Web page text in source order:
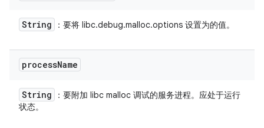
String ：要将 libc.debug.malloc.options 设置为的值。
processName
String
：要附加 libc malloc 调试的服务进程。应处于运行
状态。